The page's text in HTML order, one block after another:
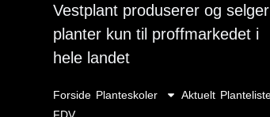
Vestplant produserer og selger
planter kun til proffmarkedet i
hele landet
Forside Planteskoler Aktuelt
FDV